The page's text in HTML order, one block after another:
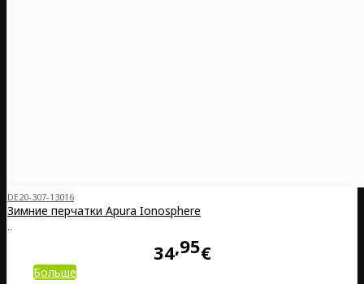
DE20-307-13016
Зимние перчатки Apura Ionosphere
..
34 95€
Больше